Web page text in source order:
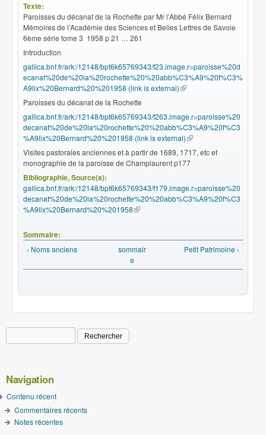
Texte:
Paroisses du décanat de la Rochette par Mr l’Abbé Félix Bernard
Mémoires de l’Académie des Sciences et Belles Lettres de Savoie
6ème série tome 3 1958 p 21 … 261
Introduction
gallica.bnf.fr/ark:/12148/bpt6k65769343/f23.image.r=paroisse%20d
ecanat%20de%20la%20rochette%20%20abb%C3%A9%20f%C3%
A9lix%20Bernard%20%201958 (link is external)(le lien est externe)
Paroisses du décanat de la Rochette
gallica.bnf.fr/ark:/12148/bpt6k65769343/f263.image.r=paroisse%20
decanat%20de%20la%20rochette%20%20abb%C3%A9%20f%C3
%A9lix%20Bernard%20%201958 (link is external)(le lien est externe)
Visites pastorales anciennes et à partir de 1689, 1717, etc et
monographie de la paroisse de Champlaurent p177
Bibliographie, Source(s):
gallica.bnf.fr/ark:/12148/bpt6k65769343/f179.image.r=paroisse%20
decanat%20de%20la%20rochette%20%20abb%C3%A9%20f%C3
%A9lix%20Bernard%20%201958(le lien est externe)
Sommaire:
‹ Noms anciens
sommair
e
Petit Patrimoine ›
Formulaire de recherche
Navigation
Contenu récent
Commentaires récents
Notes récentes